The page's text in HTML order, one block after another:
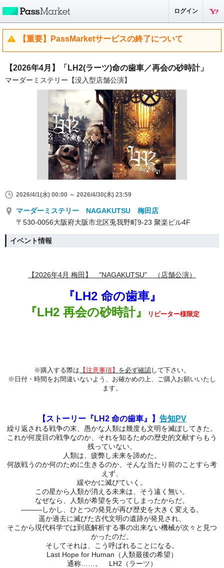
ログイン
【重要】PassMarketサービスの終了について
【2026年4月】「LH2(ラーツ)命の歯車／再会の砂時計」
マーダーミステリー【没入型店舗公演】
2026/4/1(水) 00:00 ～ 2026/4/30(木) 23:59
マーダーミステリー NAGAKUTSU 梅田店
〒530-0056大阪府大阪市北区兎我野町9-23 聚楽ビル4F
イベント情報
【2026年4月 梅田】 "NAGAKUTSU" （店舗公演）
『LH2 命の歯車』
『LH2 再会の砂時計』
リピーター様限定
※購入する際は 【注意事項】 を必ず確認して下さい。
※日付・時間をお間違いないよう、 お確かめの上、ご購入お願いいたし
ます。
【 ストーリー『 LH2 命の歯車』 】 告知PV
繰り返される戦争の末、愚かな人類は幾度も文明を滅ぼしてきた。
これが何度目の戦争なのか、それを知るための歴史的文献すらもう
残っていない。
人類は、疲弊し未来を諦めた。
何故戦うのか何のために生きるのか、そんな当たり前のことすら考
えず、
緩やかに滅びていく。
この星から人類が消える未来は、そう遠く無い。
なぜなら、人類が希望を失ってしまったからだ。
―――しかし、ひとつの発見が再び歴史を大きく変える。
遥か過去に滅びた古代文明の遺跡が発見され、
そこから現代科学では到底解析する事の出来ない機械が次々と見つ
かったのだ。
そしてそれは、こう呼ばれることになる。
Last Hope for Human（人類最後の希望）
通称……。 LH2（ラーツ）